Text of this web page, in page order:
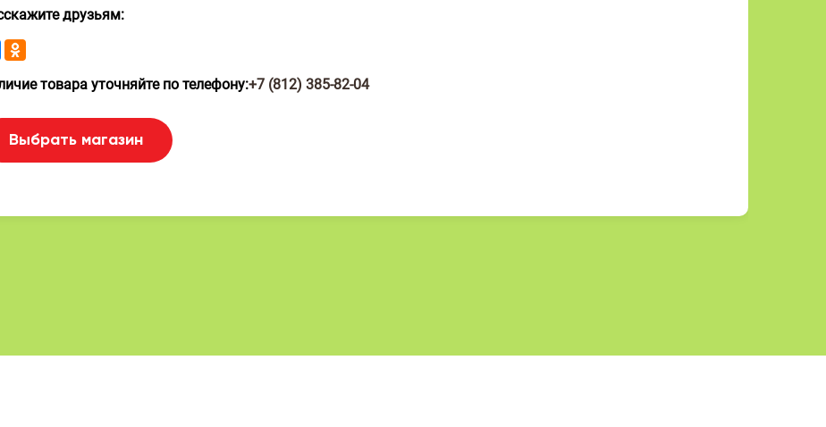
друзьям:
товара уточняйте по телефону:+7 (812) 385-82-04
Выбрать магазин